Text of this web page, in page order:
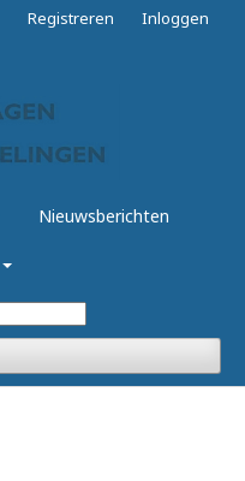
Nieuwsberichten
Registreren Inloggen